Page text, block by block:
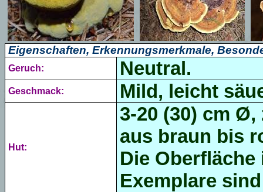
Eigenschaften, Erkennungsmerkmale,
Geruch: Neutral.
Geschmack: Mild, leicht
Hut:
3-20 (30) cm
aus braun bis
Die
Exemplare